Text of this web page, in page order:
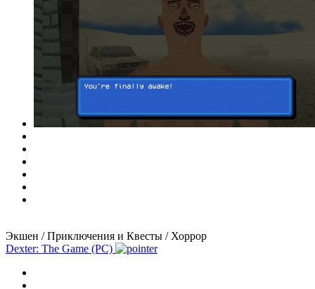
Экшен / Приключения и Квесты / Хоррор
Dexter: The Game (PC)